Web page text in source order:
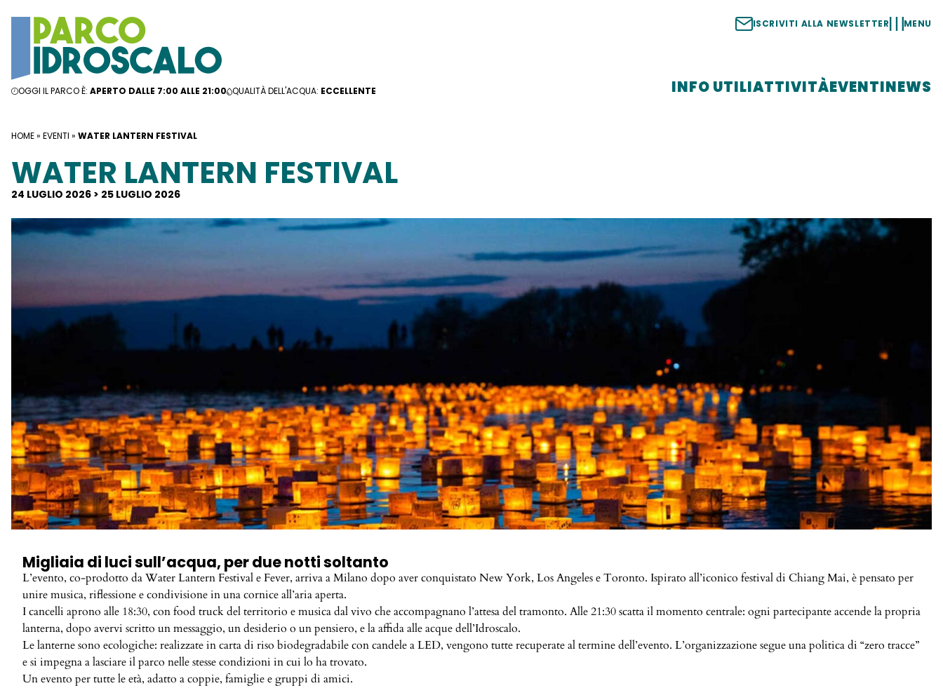
OGGI IL PARCO È: APERTO DALLE 7:00 ALLE 21:00 QUALITÀ DELL'ACQUA: ECCELLENTE
ISCRIVITI ALLA NEWSLETTER MENU
INFO UTILIATTIVITÀEVENTINEWS
HOME» EVENTI » WATER LANTERN FESTIVAL
WATER LANTERN FESTIVAL
24 LUGLIO 2026 > 25 LUGLIO 2026
Migliaia di luci sull’acqua, per due notti soltanto
L’evento, co-prodotto da Water Lantern Festival e Fever, arriva a Milano dopo aver conquistato New York, Los Angeles e Toronto. Ispirato all’iconico festival di Chiang Mai, è pensato per
unire musica, riflessione e condivisione in una cornice all’aria aperta.
I cancelli aprono alle 18:30, con food truck del territorio e musica dal vivo che accompagnano l’attesa del tramonto. Alle 21:30 scatta il momento centrale: ogni partecipante accende la propria
lanterna, dopo avervi scritto un messaggio, un desiderio o un pensiero, e la affida alle acque dell’Idroscalo.
Le lanterne sono ecologiche: realizzate in carta di riso biodegradabile con candele a LED, vengono tutte recuperate al termine dell’evento. L’organizzazione segue una politica di “zero tracce”
e si impegna a lasciare il parco nelle stesse condizioni in cui lo ha trovato.
Un evento per tutte le età, adatto a coppie, famiglie e gruppi di amici.